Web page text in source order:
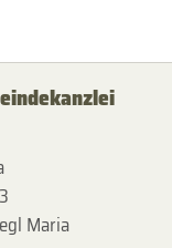
Maria